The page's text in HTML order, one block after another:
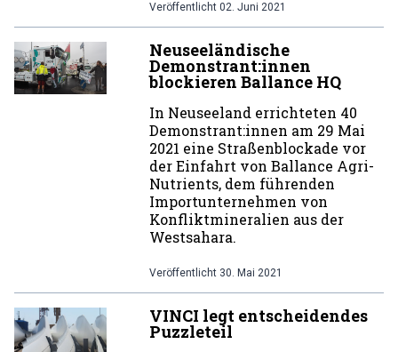
Veröffentlicht 02. Juni 2021
Neuseeländische
Demonstrant:innen
blockieren Ballance HQ
In Neuseeland errichteten 40
Demonstrant:innen am 29 Mai
2021 eine Straßenblockade vor
der Einfahrt von Ballance Agri-
Nutrients, dem führenden
Importunternehmen von
Konfliktmineralien aus der
Westsahara.
Veröffentlicht 30. Mai 2021
VINCI legt entscheidendes
Puzzleteil